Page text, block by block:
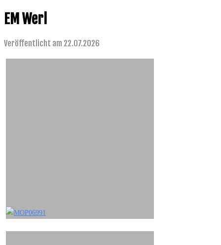
EM Werl
Veröffentlicht am 22.07.2026